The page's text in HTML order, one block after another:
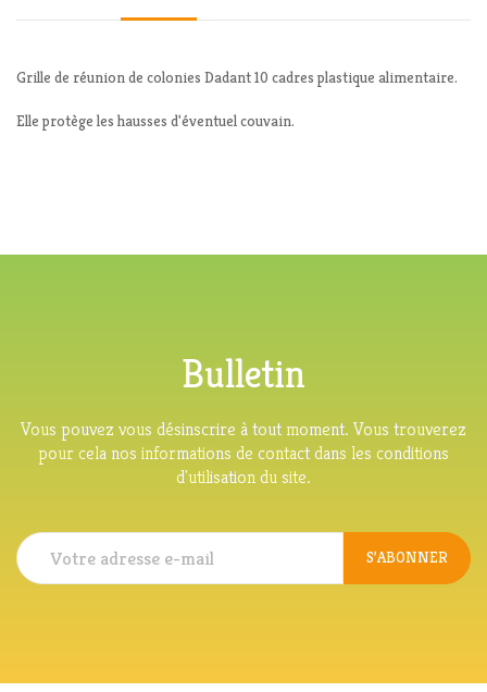
Grille de réunion de colonies Dadant 10 cadres plastique alimentaire.
Elle protège les hausses d'éventuel couvain.
Bulletin
Vous pouvez vous désinscrire à tout moment. Vous trouverez
pour cela nos informations de contact dans les conditions
d'utilisation du site.
S’ABONNER